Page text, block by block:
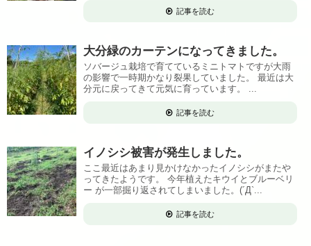
記事を読む
大分緑のカーテンになってきました。
ソバージュ栽培で育てているミニトマトですが大雨
の影響で一時期かなり裂果していました。 最近は大
分元に戻ってきて元気に育っています。 ...
記事を読む
イノシシ被害が発生しました。
ここ最近はあまり見かけなかったイノシシがまたや
ってきたようです。 今年植えたキウイとブルーベリ
ー が一部掘り返されてしまいました。(´Д`...
記事を読む